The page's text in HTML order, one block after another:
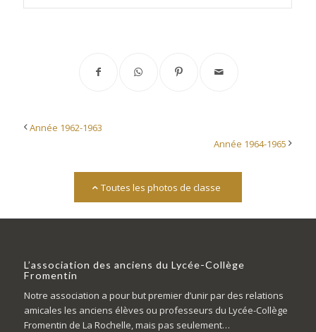
Année 1962-1963
Année 1964-1965
Toutes les photos de classe
L’association des anciens du Lycée-Collège
Fromentin
Notre association a pour but premier d’unir par des relations
amicales les anciens élèves ou professeurs du Lycée-Collège
Fromentin de La Rochelle, mais pas seulement…